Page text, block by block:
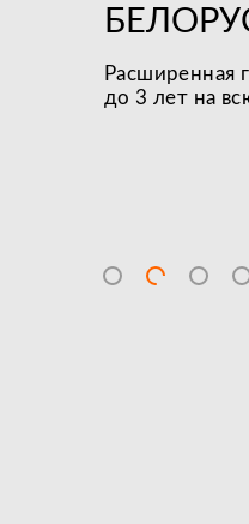
Расширенная
до 3 лет на